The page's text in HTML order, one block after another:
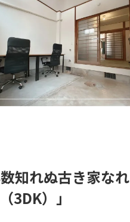
知れぬ古き家なれ
3DK）」